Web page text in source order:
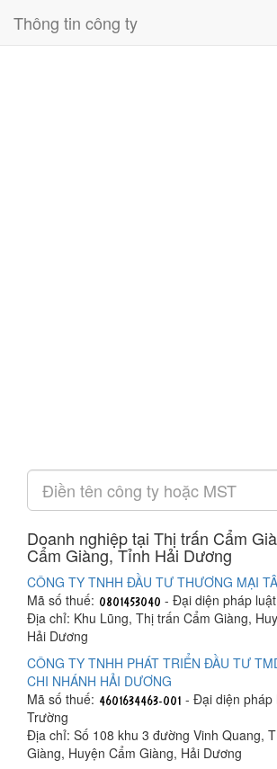
Thông tin công ty
Doanh nghiệp tại Thị trấn Cẩm
Cẩm Giàng, Tỉnh Hải Dương
CÔNG TY TNHH ĐẦU TƯ THƯƠNG MẠI
Mã số thuế:
- Đại diện pháp
Địa chỉ: Khu Lũng, Thị trấn Cẩm Giàng,
Hải Dương
CÔNG TY TNHH PHÁT TRIỂN ĐẦU TƯ
CHI NHÁNH HẢI DƯƠNG
Mã số thuế:
- Đại diện pháp
Trường
Địa chỉ: Số 108 khu 3 đường Vinh Quang,
Giàng, Huyện Cẩm Giàng, Hải Dương